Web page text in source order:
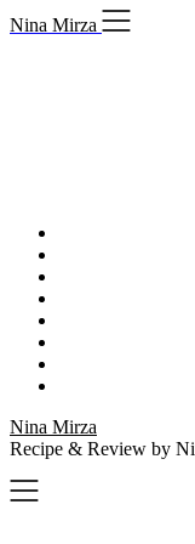
Skip
to
Nina Mirza
Nina Mirza
Recipe & Review by